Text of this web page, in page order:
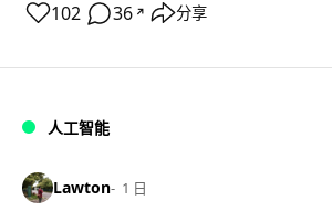
102 36 ↗ 分享
人工智能
Lawton 1 日